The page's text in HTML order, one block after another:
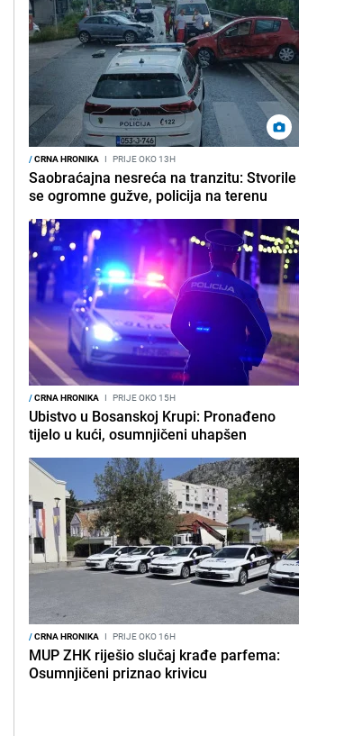
/CRNA HRONIKA I PRIJE OKO 13H
Saobraćajna nesreća na tranzitu: Stvorile
se ogromne gužve, policija na terenu
/CRNA HRONIKA I PRIJE OKO 15H
Ubistvo u Bosanskoj Krupi: Pronađeno
tijelo u kući, osumnjičeni uhapšen
/CRNA HRONIKA I PRIJE OKO 16H
MUP ZHK riješio slučaj krađe parfema:
Osumnjičeni priznao krivicu